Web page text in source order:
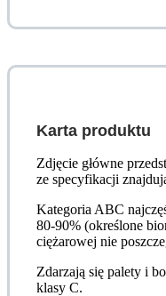
Karta produktu
Zdjęcie główne
ze specyfikacji
Kategoria ABC
80-90% (określone
ciężarowej nie
Zdarzają się palety i
klasy C.